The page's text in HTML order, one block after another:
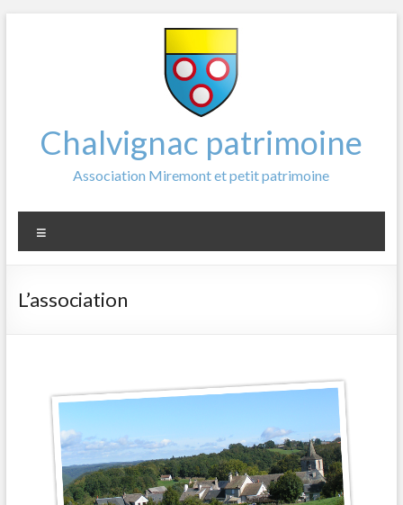
Chalvignac patrimoine
Association Miremont et petit patrimoine
L’association